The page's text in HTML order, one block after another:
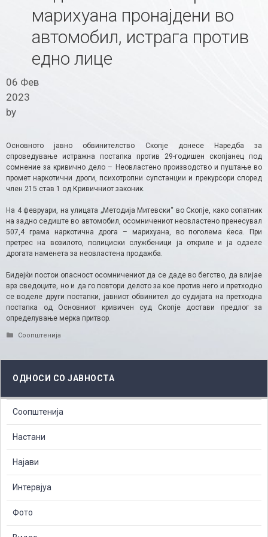
марихуана пронајдени во
автомобил, истрага против
едно лице
06 Фев
2023
by
Основното јавно обвинителство Скопје донесе Наредба за
спроведување истражна постапка против 29-годишен скопјанец под
сомнение за кривично дело – Неовластено производство и пуштање во
промет наркотични дроги, психотропни супстанции и прекурсори според
член 215 став 1 од Кривичниот законик.
На 4 февруари, на улицата „Методија Митевски“ во Скопје, како сопатник
на задно седиште во автомобил, осомничениот неовластено пренесувал
507,4 грама наркотична дрога – марихуана, во поголема ќеса. При
претрес на возилото, полициски службеници ја откриле и ја одзеле
дрогата наменета за неовластена продажба.
Бидејќи постои опасност осомничениот да се даде во бегство, да влијае
врз сведоците, но и да го повтори делото за кое против него и претходно
се воделе други постапки, јавниот обвинител до судијата на претходна
постапка од Основниот кривичен суд Скопје достави предлог за
определување мерка притвор.​
Categories
Соопштенија
ОДНОСИ СО ЈАВНОСТА
Соопштенија
Настани
Најави
Интервјуа
Фото